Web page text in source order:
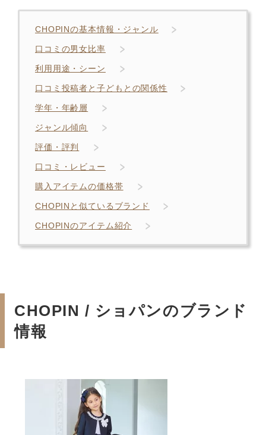
CHOPINの基本情報・ジャンル
口コミの男女比率
利用用途・シーン
口コミ投稿者と子どもとの関係性
学年・年齢層
ジャンル傾向
評価・評判
口コミ・レビュー
購入アイテムの価格帯
CHOPINと似ているブランド
CHOPINのアイテム紹介
CHOPIN / ショパンのブランド
情報